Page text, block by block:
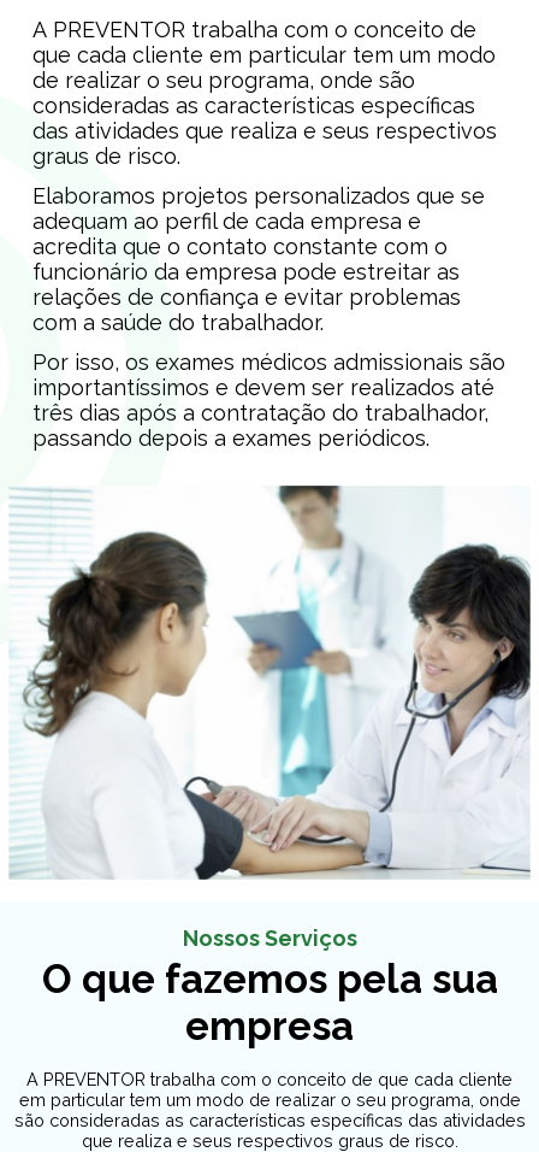
A PREVENTOR trabalha com o conceito de
que cada cliente em particular tem um modo
de realizar o seu programa, onde são
consideradas as características específicas
das atividades que realiza e seus respectivos
graus de risco.
Elaboramos projetos personalizados que se
adequam ao perfil de cada empresa e
acredita que o contato constante com o
funcionário da empresa pode estreitar as
relações de confiança e evitar problemas
com a saúde do trabalhador.
Por isso, os exames médicos admissionais são
importantíssimos e devem ser realizados até
três dias após a contratação do trabalhador,
passando depois a exames periódicos.
Nossos Serviços
O que fazemos pela sua
empresa
A PREVENTOR trabalha com o conceito de que cada cliente
em particular tem um modo de realizar o seu programa, onde
são consideradas as características específicas das atividades
que realiza e seus respectivos graus de risco.